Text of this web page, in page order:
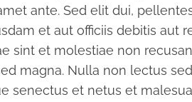
ante. Sed elit dui,
et aut officiis debitis aut
sint et molestiae non
magna. Nulla non lectus
senectus et netus et